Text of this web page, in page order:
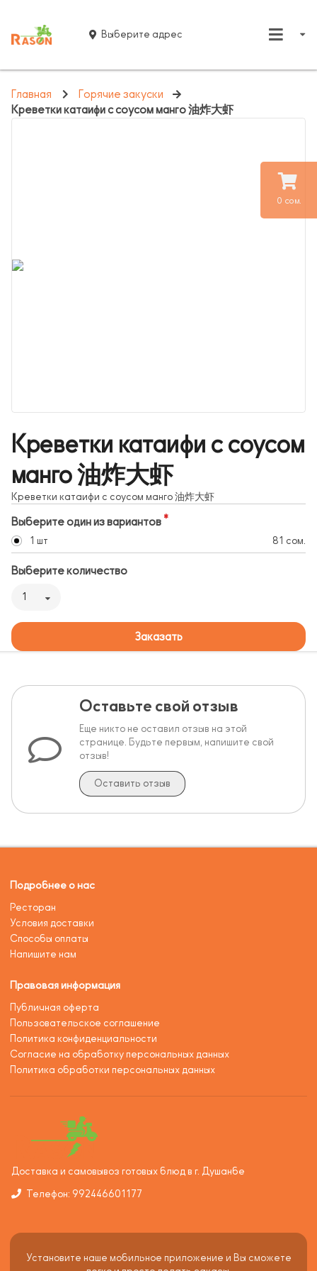
0 сом.
Выберите адрес
Главная
Горячие закуски
Креветки катаифи с соусом манго 油炸大虾
Креветки катаифи с соусом
манго 油炸大虾
Креветки катаифи с соусом манго 油炸大虾
Выберите один из вариантов
1 шт 81 сом.
Выберите количество
1
Заказать
Оставьте свой отзыв
Еще никто не оставил отзыв на этой
странице. Будьте первым, напишите свой
отзыв!
Оставить отзыв
Подробнее о нас
Ресторан
Условия доставки
Способы оплаты
Напишите нам
Правовая информация
Публичная оферта
Пользовательское соглашение
Политика конфиденциальности
Согласие на обработку персональных данных
Политика обработки персональных данных
Доставка и самовывоз готовых блюд в г. Душанбе
Телефон: 992446601177
Установите наше мобильное приложение и Вы сможете